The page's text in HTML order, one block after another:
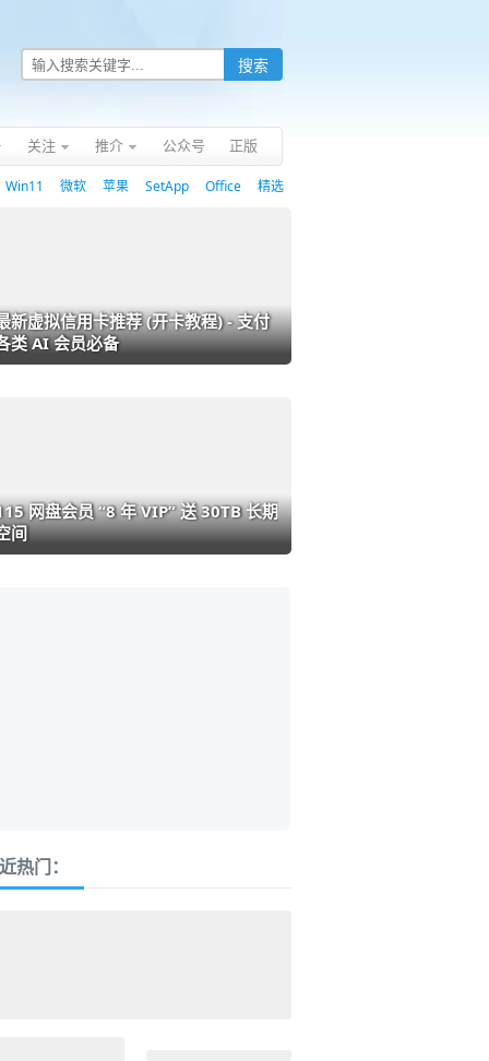
关注 推介 公众号 正版
Win11 微软 苹果 SetApp Office 精选
新虚拟信用卡推荐 (开卡教程) - 支付
类 AI 会员必备
网盘会员 “8 年 VIP” 送 30TB 长期
间
热门：